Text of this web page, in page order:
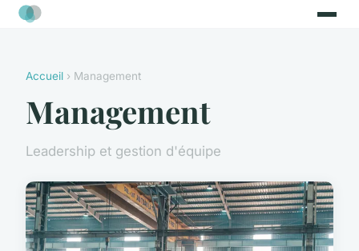
Accueil › Management
Management
Leadership et gestion d'équipe